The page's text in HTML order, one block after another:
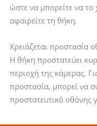
ώστε να μπορείτε να το
αφαιρείτε τη θήκη.
Χρειάζεται προστασία
Η θήκη προστατεύει
περιοχή της κάμερας.
προστασία, μπορεί να
προστατευτικό οθόνης